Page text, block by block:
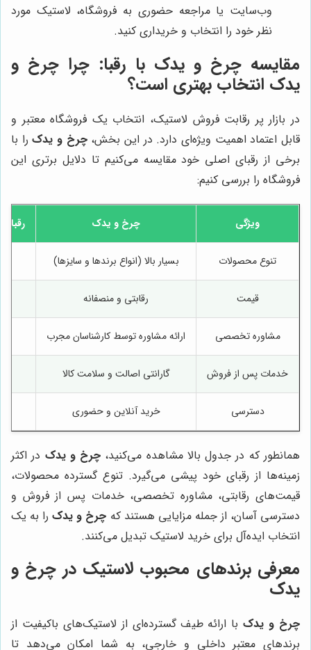
وب‌سایت یا مراجعه حضوری به فروشگاه، لاستیک مورد
نظر خود را انتخاب و خریداری کنید.
مقایسهچرخ و یدک با رقبا: چرا چرخ و
یدک انتخاب بهتری است؟
در بازار پر رقابت فروش لاستیک، انتخاب یک فروشگاه معتبر و
قابل اعتماد اهمیت ویژه‌ای دارد. در این بخش،چرخ و یدکرا با
برخی از رقبای اصلی خود مقایسه می‌کنیم تا دلایل برتری این
فروشگاه را بررسی کنیم:
ویژگی چرخ و یدک
تنوع محصولات بسیار بالا (انواع برندها و سایزها)
قیمت رقابتی و منصفانه
مشاوره تخصصی ارائه مشاوره توسط کارشناسان مجرب
خدمات پس از فروش گارانتی اصالت و سلامت کالا
دسترسی خرید آنلاین و حضوری
همانطور که در جدول بالا مشاهده می‌کنید، چرخ و یدک در اکثر
زمینه‌ها از رقبای خود پیشی می‌گیرد. تنوع گسترده محصولات،
قیمت‌های رقابتی، مشاوره تخصصی، خدمات پس از فروش و
دسترسی آسان، از جمله مزایایی هستند که چرخ و یدکرا به یک
انتخاب ایده‌آل برای خرید لاستیک تبدیل می‌کنند.
معرفی برندهای محبوب لاستیک در چرخ و
یدک
چرخ و یدکبا ارائه طیف گسترده‌ای از لاستیک‌های باکیفیت از
برندهای معتبر داخلی و خارجی، به شما امکان می‌دهد تا